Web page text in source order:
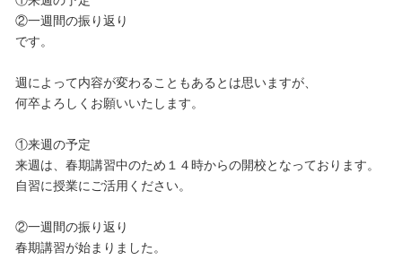
②一週間の振り返り
です。
週によって内容が変わることもあるとは思いますが、
何卒よろしくお願いいたします。
①来週の予定
来週は、春期講習中のため１４時からの開校となっております。
自習に授業にご活用ください。
②一週間の振り返り
春期講習が始まりました。